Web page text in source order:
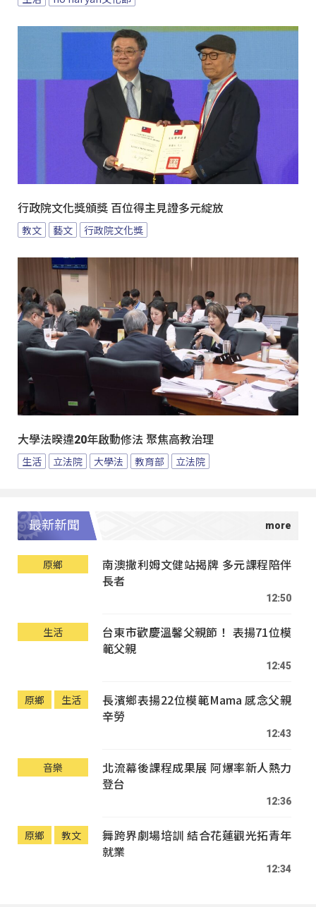
行政院文化獎頒獎 百位得主見證多元綻放
教文 藝文 行政院文化獎
大學法暌違20年啟動修法 聚焦高教治理
生活 立法院 大學法 教育部 立法院
最新新聞
原鄉
南澳撒利姆文健站揭牌 多元課程陪伴
長者
12:50
生活
台東市歡慶溫馨父親節！ 表揚71位模
範父親
12:45
原鄉 生活
長濱鄉表揚22位模範Mama 感念父親
辛勞
12:43
音樂
北流幕後課程成果展 阿爆率新人熱力
登台
12:36
原鄉 教文
舞跨界劇場培訓 結合花蓮觀光拓青年
就業
12:34